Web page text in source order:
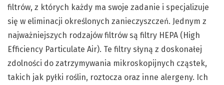
filtrów, z których każdy ma swoje zadanie i specjalizuje
się w eliminacji określonych zanieczyszczeń. Jednym z
najważniejszych rodzajów filtrów są filtry HEPA (High
Efficiency Particulate Air). Te filtry słyną z doskonałej
zdolności do zatrzymywania mikroskopijnych cząstek,
takich jak pyłki roślin, roztocza oraz inne alergeny. Ich